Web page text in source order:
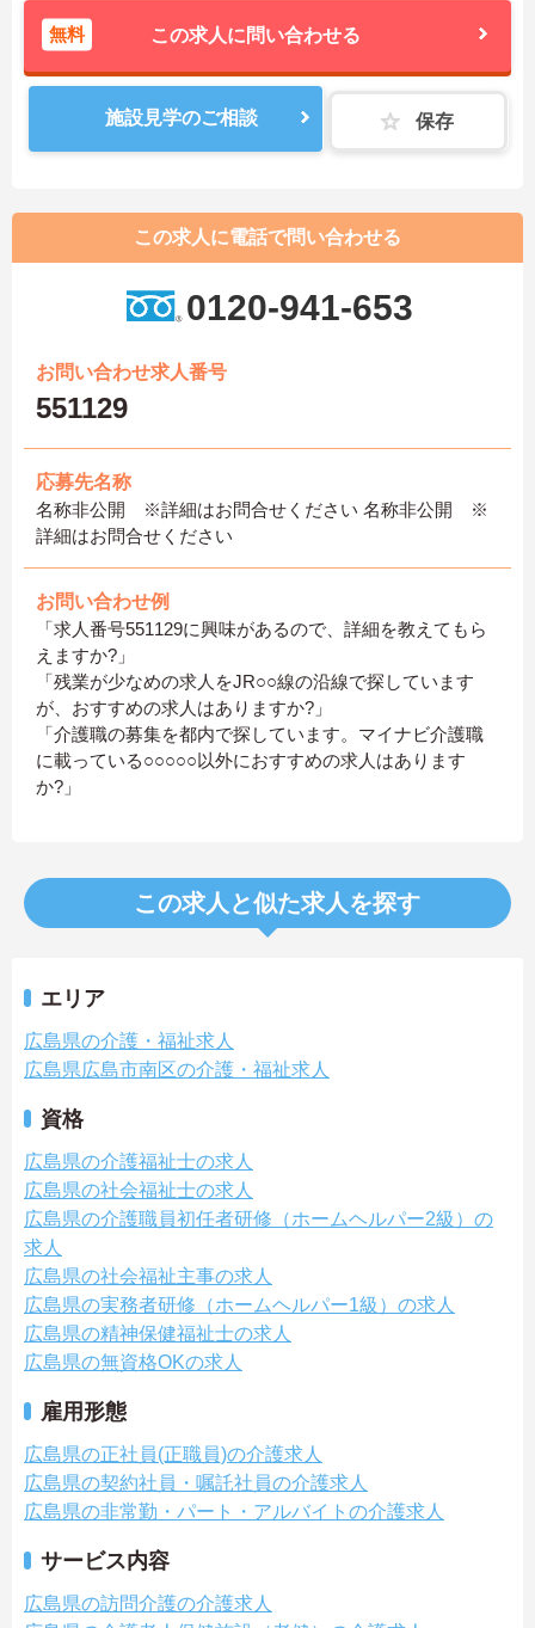
無料 この求人に問い合わせる
施設見学のご相談 保存
この求人に電話で問い合わせる
0120-941-653
お問い合わせ求人番号
551129
応募先名称
名称非公開 ※詳細はお問合せください 名称非公開 ※
詳細はお問合せください
お問い合わせ例
「求人番号551129に興味があるので、詳細を教えてもら
えますか?」
「残業が少なめの求人をJR○○線の沿線で探しています
が、おすすめの求人はありますか?」
「介護職の募集を都内で探しています。マイナビ介護職
に載っている○○○○○以外におすすめの求人はあります
か?」
この求人と似た求人を探す
エリア
広島県の介護・福祉求人
広島県広島市南区の介護・福祉求人
資格
広島県の介護福祉士の求人
広島県の社会福祉士の求人
広島県の介護職員初任者研修（ホームヘルパー2級）の
求人
広島県の社会福祉主事の求人
広島県の実務者研修（ホームヘルパー1級）の求人
広島県の精神保健福祉士の求人
広島県の無資格OKの求人
雇用形態
広島県の正社員(正職員)の介護求人
広島県の契約社員・嘱託社員の介護求人
広島県の非常勤・パート・アルバイトの介護求人
サービス内容
広島県の訪問介護の介護求人